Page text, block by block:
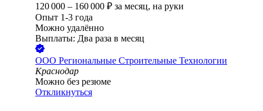
120 000 – 160 000 ₽ за месяц, на руки
Опыт 1-3 года
Можно удалённо
Выплаты: Два раза в месяц
ООО Региональные Строительные Технологии
Краснодар
Можно без резюме
Откликнуться